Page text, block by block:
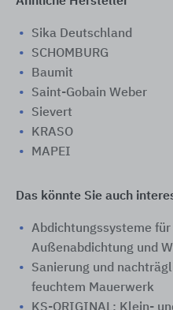
Sika Deutschland
SCHOMBURG
Baumit
Saint-Gobain Weber
Sievert
KRASO
MAPEI
Das könnte Sie auch
Abdichtungssysteme
Außenabdichtung und
Sanierung und
feuchtem Mauerwerk